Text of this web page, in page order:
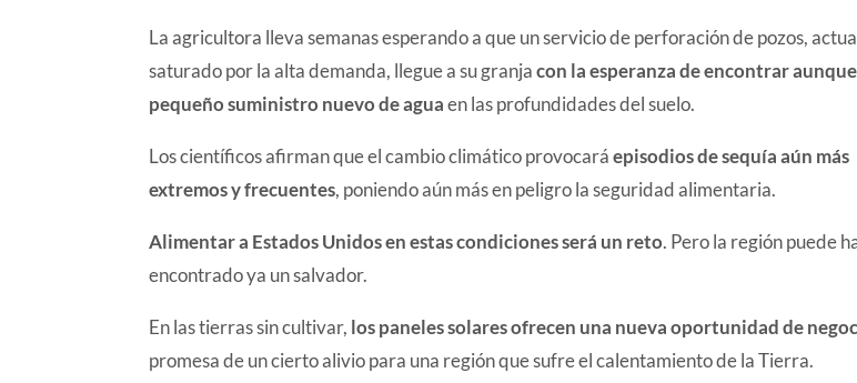
La agricultora lleva semanas esperando a que un servicio de perforación de pozos,
saturado por la alta demanda, llegue a su granjacon la esperanza de encontrar
pequeño suministro nuevo de aguaen las profundidades del suelo.
Los científicos afirman que el cambio climático provocaráepisodios de sequía aún más
extremos y frecuentes, poniendo aún más en peligro la seguridad alimentaria.
Alimentar a Estados Unidos en estas condiciones será un reto. Pero la región puede
encontrado ya un salvador.
En las tierras sin cultivar, los paneles solares ofrecen una nueva oportunidad de
promesa de un cierto alivio para una región que sufre el calentamiento de la Tierra.